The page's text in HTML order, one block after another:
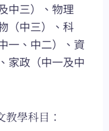
中三）、物理
（中三）、科
一、中二）、資
家政（中一及中
學科目：